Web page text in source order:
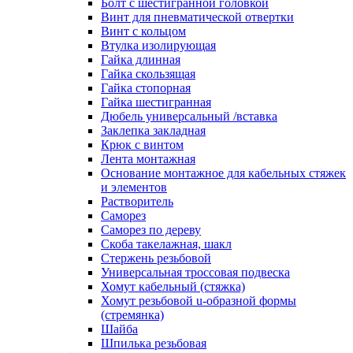
Перегородка разделительная для
настенного кабель-канала
Переходник для кабель-канала
Поворот для кабель-канала
Поворот для настенного кабель-
Рамка для ввода настенного
канала в стену/потолок/щит
Соединитель на стык для
кабель-канала
Соединитель/накладка на стык для
кабель-канала
Угол внешний для кабель-канала
Угол внешний для настенного
канала
Угол т-образный для кабель-
Колодки клеммные
Аксессуары для клеммной
Колодка заземления клеммная
Нулевая шина
Одно-многополюсная клеммная
разделительная для клеммной
Винт для пневматической отвертки
Винт с кольцом
Втулка изолирующая
Гайка длинная
Гайка скользящая
Гайка стопорная
Гайка шестигранная
Дюбель универсальный /вставка
Заклепка закладная
Крюк с винтом
Лента монтажная
Основание монтажное для кабельных стяжек
и элементов
Растворитель
Саморез
Саморез по дереву
Скоба такелажная, шакл
Стержень резьбовой
Универсальная троссовая подвеска
Хомут кабельный (стяжка)
Хомут резьбовой u-образной формы
(стремянка)
Шайба
Шпилька резьбовая